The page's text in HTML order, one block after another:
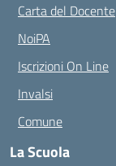
Carta del Docente
NoiPA
Iscrizioni On Line
Invalsi
Comune
La Scuola